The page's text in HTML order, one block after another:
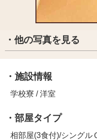
・他の写真を見る
・施設情報
学校寮 / 洋室
・部屋タイプ
相部屋(3食付)/シングル